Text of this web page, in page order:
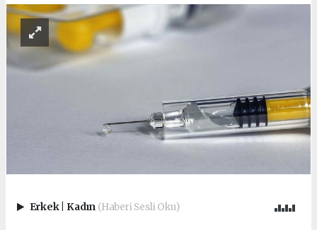
Erkek Kadın (Haberi Sesli Oku)